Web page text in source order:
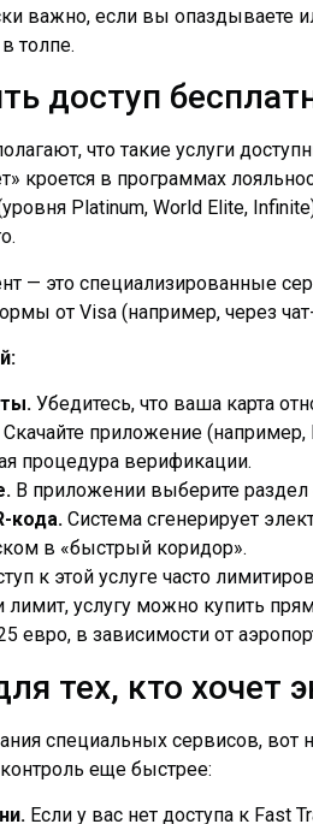
важно, если вы опаздываете
толпе.
доступ
что такие услуги
кроется в программах
Platinum, World Elite,
— это специализированные
от Visa (например, через
Убедитесь, что ваша карта
Скачайте приложение (например,
процедура верификации.
В приложении выберите раздел
кода. Система сгенерирует
в «быстрый коридор».
к этой услуге часто
услугу можно купить
евро, в зависимости от
тех, кто хочет
специальных сервисов,
еще быстрее:
Если у вас нет доступа к Fast